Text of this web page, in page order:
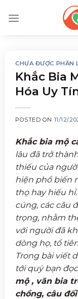
CHƯA ĐƯỢC PHÂN
Khắc Bia
Hóa Uy
POSTED ON 11/12/
Khắc bia mộ
lâu đã trở
thiếu của
hiện phổ biến
thọ hay hiếu
cúng, các câu
trọng, nhằm
với người đã
dòng họ, tổ
Trong bài viết
tới quý bạn đọc
mộ, văn bia
chồng, câu